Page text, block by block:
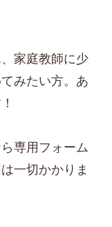
家庭教師に少
みたい方。あ
専用フォーム
一切かかりま